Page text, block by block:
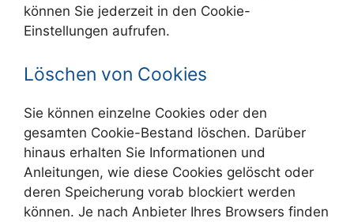
können Sie jederzeit in den Cookie-
Einstellungen aufrufen.
Löschen von Cookies
Sie können einzelne Cookies oder den
gesamten Cookie-Bestand löschen. Darüber
hinaus erhalten Sie Informationen und
Anleitungen, wie diese Cookies gelöscht oder
deren Speicherung vorab blockiert werden
können. Je nach Anbieter Ihres Browsers finden